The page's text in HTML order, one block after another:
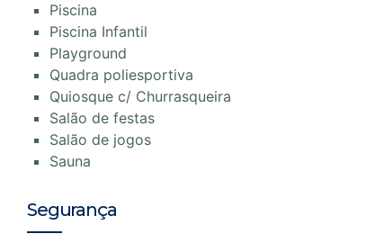
Piscina
Piscina Infantil
Playground
Quadra poliesportiva
Quiosque c/ Churrasqueira
Salão de festas
Salão de jogos
Sauna
Segurança